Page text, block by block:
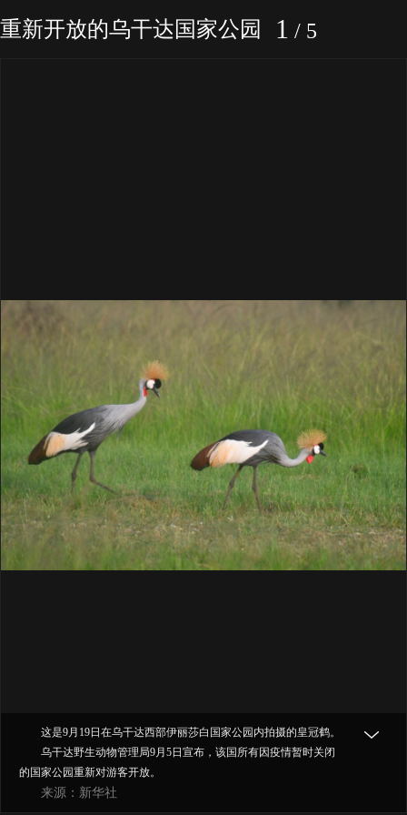
重新开放的乌干达国家公园 1 / 5
这是9月19日在乌干达西部伊丽莎白国家公园内拍摄的皇冠鹤。
乌干达野生动物管理局9月5日宣布，该国所有因疫情暂时关闭
的国家公园重新对游客开放。
来源：新华社